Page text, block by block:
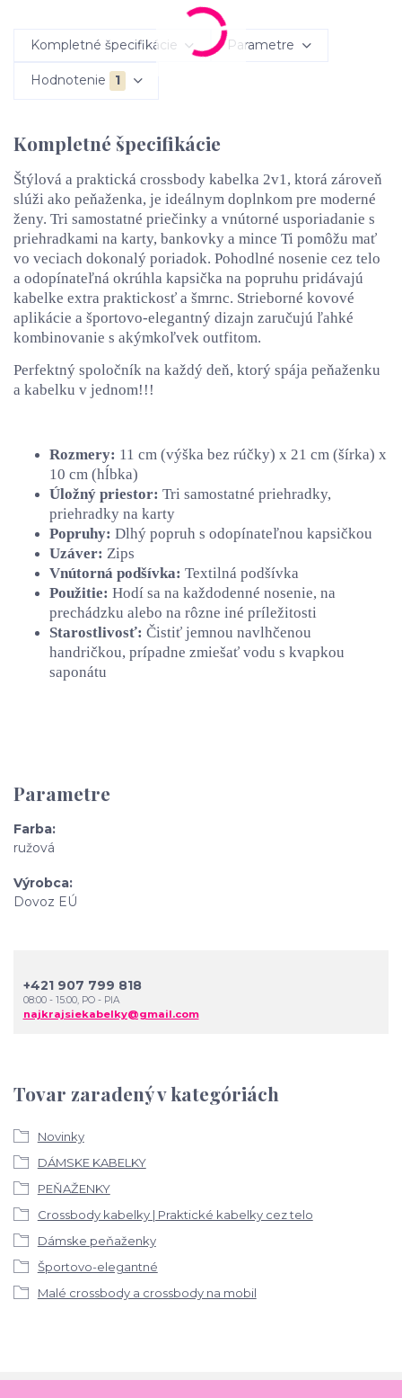
Kompletné špecifikácie Parametre
Hodnotenie 1
Kompletné špecifikácie
Štýlová a praktická crossbody kabelka 2v1, ktorá zároveň
slúži ako peňaženka, je ideálnym doplnkom pre moderné
ženy. Tri samostatné priečinky a vnútorné usporiadanie s
priehradkami na karty, bankovky a mince Ti pomôžu mať
vo veciach dokonalý poriadok. Pohodlné nosenie cez telo
a odopínateľná okrúhla kapsička na popruhu pridávajú
kabelke extra praktickosť a šmrnc. Strieborné kovové
aplikácie a športovo-elegantný dizajn zaručujú ľahké
kombinovanie s akýmkoľvek outfitom.
Perfektný spoločník na každý deň, ktorý spája peňaženku
a kabelku v jednom!!!
Rozmery: 11 cm (výška bez rúčky) x 21 cm (šírka) x
10 cm (hĺbka)
Úložný priestor: Tri samostatné priehradky,
priehradky na karty
Popruhy: Dlhý popruh s odopínateľnou kapsičkou
Uzáver: Zips
Vnútorná podšívka: Textilná podšívka
Použitie: Hodí sa na každodenné nosenie, na
prechádzku alebo na rôzne iné príležitosti
Starostlivosť: Čistiť jemnou navlhčenou
handričkou, prípadne zmiešať vodu s kvapkou
saponátu
Parametre
Farba
ružová
Výrobca
Dovoz EÚ
Tovar zaradený v kategóriách
Novinky
DÁMSKE KABELKY
PEŇAŽENKY
Crossbody kabelky | Praktické kabelky cez telo
Dámske peňaženky
Športovo-elegantné
Malé crossbody a crossbody na mobil
+421 907 799 818
08:00 - 15:00, PO - PIA
najkrajsiekabelky@gmail.com